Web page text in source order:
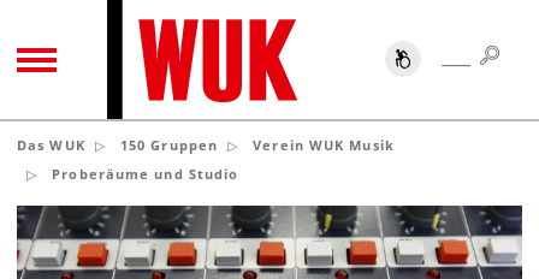
TOGGLE NAVIGATION SUCHE
Das WUK 150 Gruppen
Verein WUK Musik
Proberäume und Studio